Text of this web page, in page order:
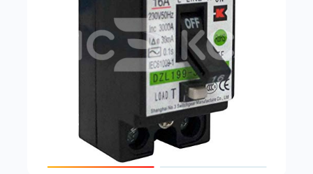
+7(351) 223-98-74
заказать звонок